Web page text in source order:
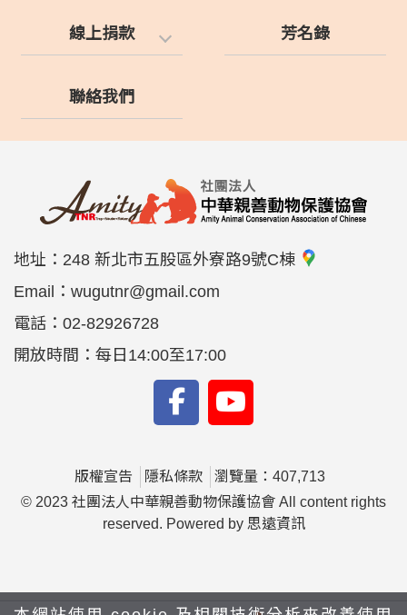
線上捐款 芳名錄
聯絡我們
地址： 248 新北市五股區外寮路9號C棟
Email： wugutnr@gmail.com
電話： 02-82926728
開放時間：每日14:00至17:00
版權宣告 隱私條款
瀏覽量：407,713
© 2023 社團法人中華親善動物保護協會 All content rights
reserved. Powered by 思遠資訊